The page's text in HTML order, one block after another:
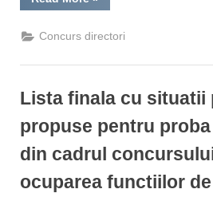
de
pentru ocuparea
funcțiilor
de
din
de
învățământ
de
din
județul
Concurs directori
Lista finala cu situatii
propuse pentru
din cadrul
ocuparea functiilor